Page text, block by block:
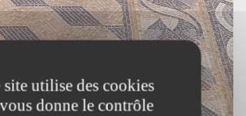
site utilise des cookies
donne le contrôle